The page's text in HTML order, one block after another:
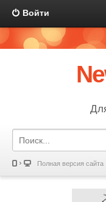
Войти
Полная версия сайта